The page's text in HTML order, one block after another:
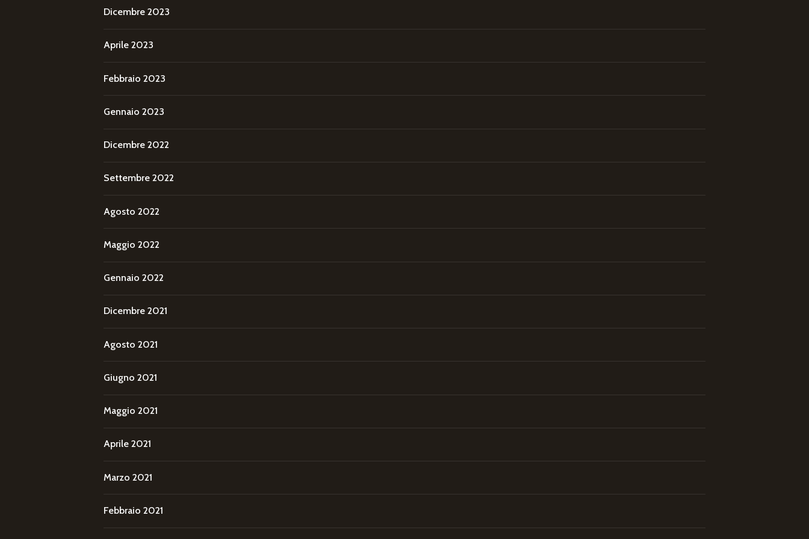
Dicembre 2023
Aprile 2023
Febbraio 2023
Gennaio 2023
Dicembre 2022
Settembre 2022
Agosto 2022
Maggio 2022
Gennaio 2022
Dicembre 2021
Agosto 2021
Giugno 2021
Maggio 2021
Aprile 2021
Marzo 2021
Febbraio 2021